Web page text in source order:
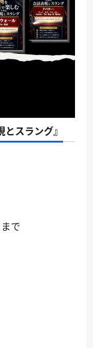
スラング』
で